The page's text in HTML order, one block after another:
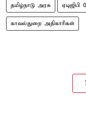
தமிழ்நாடு அரசு
காவல்துறை அதிகாரிகள்